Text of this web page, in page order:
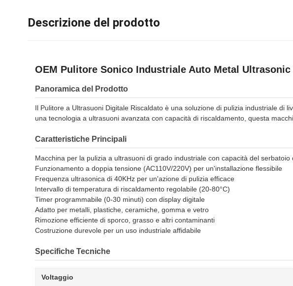
Descrizione del prodotto
OEM Pulitore Sonico Industriale Auto Metal
Panoramica del Prodotto
Il Pulitore a Ultrasuoni Digitale Riscaldato è una soluzione di pulizia industriale di
una tecnologia a ultrasuoni avanzata con capacità di riscaldamento, questa
Caratteristiche Principali
Macchina per la pulizia a ultrasuoni di grado industriale con capacità del serbatoio
Funzionamento a doppia tensione (AC110V/220V) per un'installazione flessibile
Frequenza ultrasonica di 40KHz per un'azione di pulizia efficace
Intervallo di temperatura di riscaldamento regolabile (20-80°C)
Timer programmabile (0-30 minuti) con display digitale
Adatto per metalli, plastiche, ceramiche, gomma e vetro
Rimozione efficiente di sporco, grasso e altri contaminanti
Costruzione durevole per un uso industriale affidabile
Specifiche Tecniche
Voltaggio